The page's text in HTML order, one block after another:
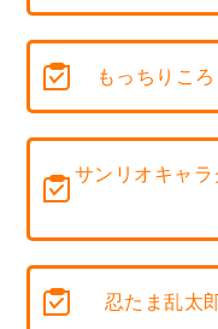
もっちりこ
サンリオキャ
忍たま乱太